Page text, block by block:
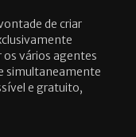
de criar
os vários agentes
simultaneamente
e gratuito,